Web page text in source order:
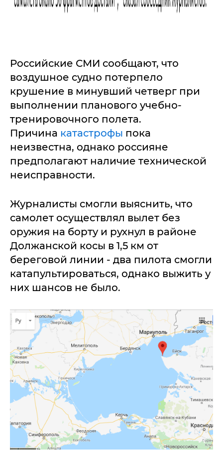
Российские СМИ сообщают, что
воздушное судно потерпело
крушение в минувший четверг при
выполнении планового учебно-
тренировочного полета.
Причина катастрофы пока
неизвестна, однако россияне
предполагают наличие технической
неисправности.
Журналисты смогли выяснить, что
самолет осуществлял вылет без
оружия на борту и рухнул в районе
Должанской косы в 1,5 км от
береговой линии - два пилота смогли
катапультироваться, однако выжить у
них шансов не было.